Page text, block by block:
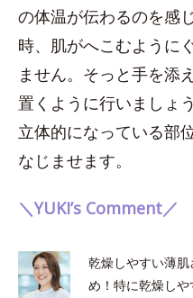
の体温が伝わるのを感
時、肌がへこむように
ません。そっと手を添
置くように行いましょ
立体的になっている部
なじませます。
＼YUKI’s Comment／
乾燥しやすい薄
め！特に乾燥し